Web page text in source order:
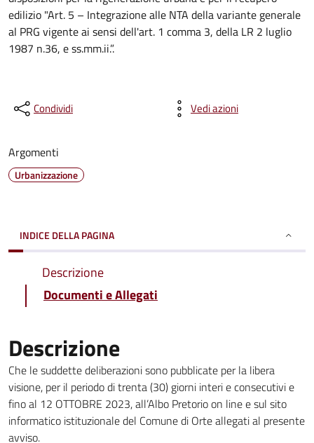
edilizio "Art. 5 – Integrazione alle NTA della variante generale
al PRG vigente ai sensi dell'art. 1 comma 3, della LR 2 luglio
1987 n.36, e ss.mm.ii.”.
Condividi Vedi azioni
Argomenti
Urbanizzazione
INDICE DELLA PAGINA
Descrizione
Documenti e Allegati
Descrizione
Che le suddette deliberazioni sono pubblicate per la libera
visione, per il periodo di trenta (30) giorni interi e consecutivi e
fino al 12 OTTOBRE 2023, all’Albo Pretorio on line e sul sito
informatico istituzionale del Comune di Orte allegati al presente
avviso.